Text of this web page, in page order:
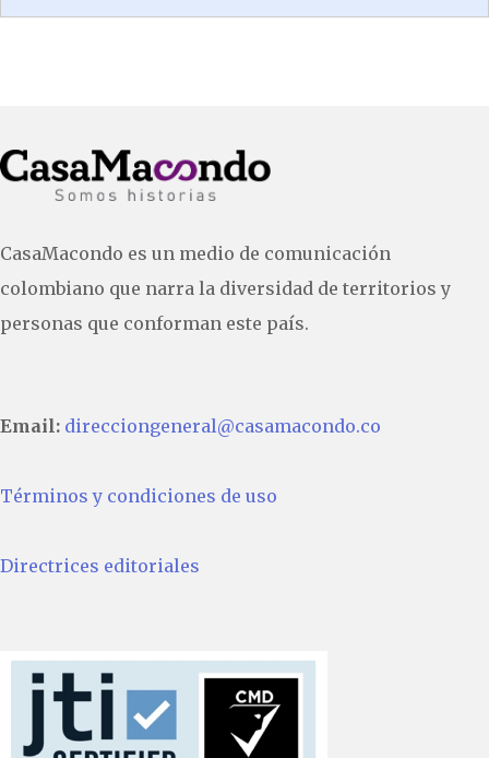
CasaMacondo es un medio de comunicación
colombiano que narra la diversidad de territorios y
personas que conforman este país.
Email: direcciongeneral@casamacondo.co
Términos y condiciones de uso
Directrices editoriales